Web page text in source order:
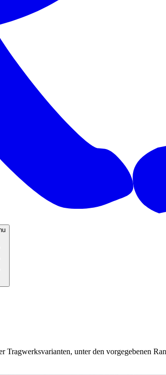
Tragwerksvarianten, unter den vorgegebenen